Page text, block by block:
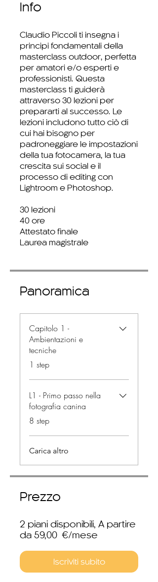
Info
Claudio Piccoli ti insegna i
principi fondamentali della
masterclass outdoor, perfetta
per amatori e/o esperti e
professionisti. Questa
masterclass ti guiderà
attraverso 30 lezioni per
prepararti al successo. Le
lezioni includono tutto ciò di
cui hai bisogno per
padroneggiare le impostazioni
della tua fotocamera, la tua
crescita sui social e il
processo di editing con
Lightroom e Photoshop.
30 lezioni
40 ore
Attestato finale
Panoramica
Capitolo 1 -
Ambientazioni e
tecniche
.1 step
L1 - Primo passo nella
fotografia canina
.8 step
Carica altro
Prezzo
2 piani disponibili, A partire
da 59,00 €/mese
Iscriviti subito